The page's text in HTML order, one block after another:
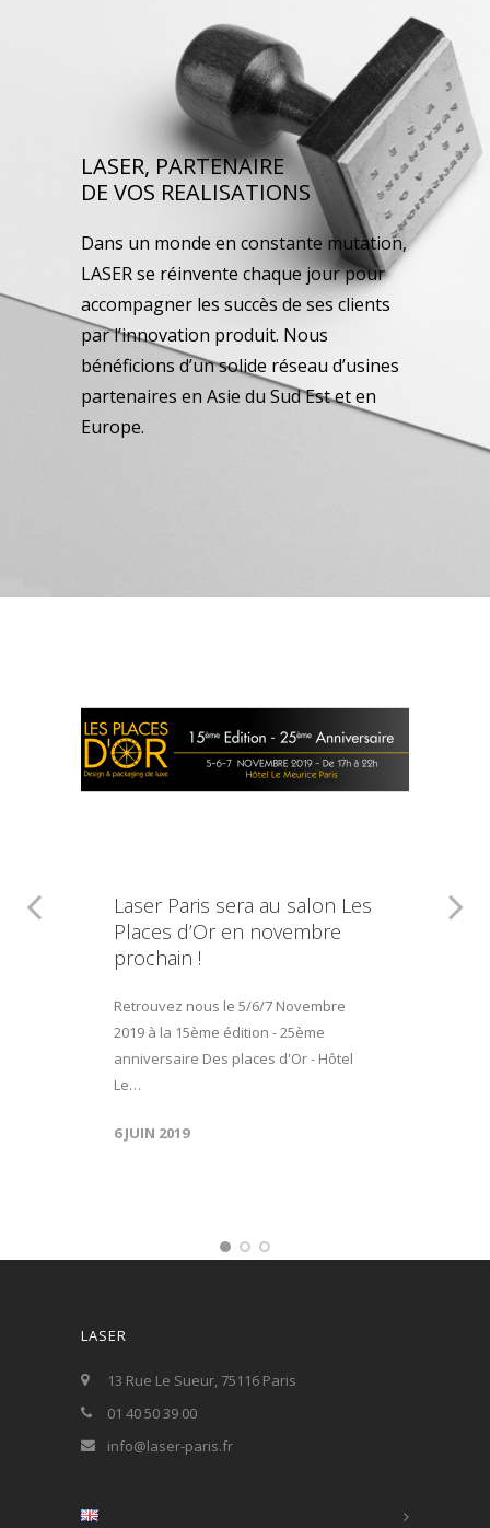
LASER, PARTENAIRE
DE VOS REALISATIONS
Dans un monde en constante mutation,
LASER se réinvente chaque jour pour
accompagner les succès de ses clients
par l’innovation produit. Nous
bénéficions d’un solide réseau d’usines
partenaires en Asie du Sud Est et en
Europe.
Laser Paris sera au salon Les
Places d’Or en novembre
prochain !
Retrouvez nous le 5/6/7 Novembre
2019 à la 15ème édition - 25ème
anniversaire Des places d'Or - Hôtel
Le…
6 JUIN 2019
LASER
13 Rue Le Sueur, 75116 Paris
01 40 50 39 00
info@laser-paris.fr